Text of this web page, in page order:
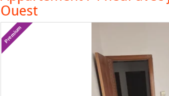
Ouest
Premium